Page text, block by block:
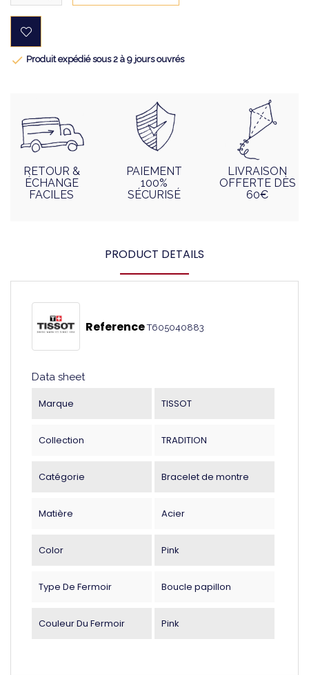
 Produit expédié sous 2 à 9 jours ouvrés
RETOUR &
ÉCHANGE
FACILES
PAIEMENT
100%
SÉCURISÉ
LIVRAISON
OFFERTE DÈS
60€
PRODUCT DETAILS
Reference T605040883
Data sheet
Marque TISSOT
Collection TRADITION
Catégorie Bracelet de montre
Matière Acier
Color Pink
Type De Fermoir Boucle papillon
Couleur Du Fermoir Pink